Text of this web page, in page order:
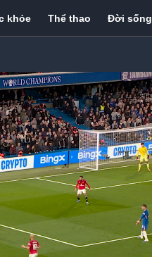
khỏe Thể thao Đời sống